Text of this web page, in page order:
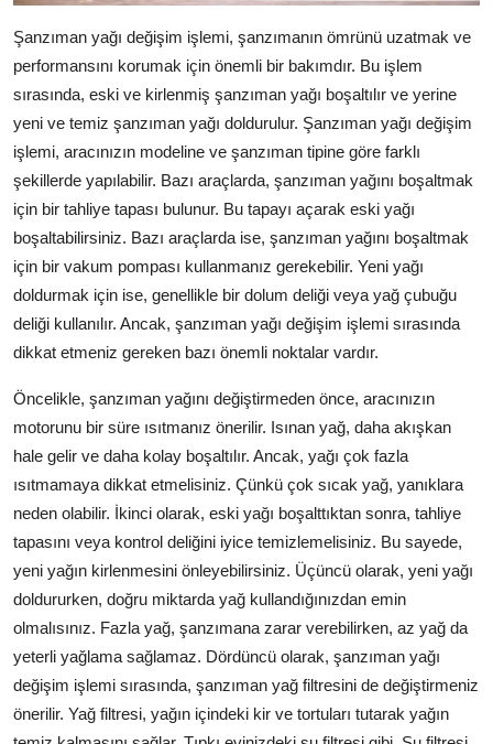
Şanzıman yağı değişim işlemi, şanzımanın ömrünü uzatmak ve
performansını korumak için önemli bir bakımdır. Bu işlem
sırasında, eski ve kirlenmiş şanzıman yağı boşaltılır ve yerine
yeni ve temiz şanzıman yağı doldurulur. Şanzıman yağı değişim
işlemi, aracınızın modeline ve şanzıman tipine göre farklı
şekillerde yapılabilir. Bazı araçlarda, şanzıman yağını boşaltmak
için bir tahliye tapası bulunur. Bu tapayı açarak eski yağı
boşaltabilirsiniz. Bazı araçlarda ise, şanzıman yağını boşaltmak
için bir vakum pompası kullanmanız gerekebilir. Yeni yağı
doldurmak için ise, genellikle bir dolum deliği veya yağ çubuğu
deliği kullanılır. Ancak, şanzıman yağı değişim işlemi sırasında
dikkat etmeniz gereken bazı önemli noktalar vardır.
Öncelikle, şanzıman yağını değiştirmeden önce, aracınızın
motorunu bir süre ısıtmanız önerilir. Isınan yağ, daha akışkan
hale gelir ve daha kolay boşaltılır. Ancak, yağı çok fazla
ısıtmamaya dikkat etmelisiniz. Çünkü çok sıcak yağ, yanıklara
neden olabilir. İkinci olarak, eski yağı boşalttıktan sonra, tahliye
tapasını veya kontrol deliğini iyice temizlemelisiniz. Bu sayede,
yeni yağın kirlenmesini önleyebilirsiniz. Üçüncü olarak, yeni yağı
doldururken, doğru miktarda yağ kullandığınızdan emin
olmalısınız. Fazla yağ, şanzımana zarar verebilirken, az yağ da
yeterli yağlama sağlamaz. Dördüncü olarak, şanzıman yağı
değişim işlemi sırasında, şanzıman yağ filtresini de değiştirmeniz
önerilir. Yağ filtresi, yağın içindeki kir ve tortuları tutarak yağın